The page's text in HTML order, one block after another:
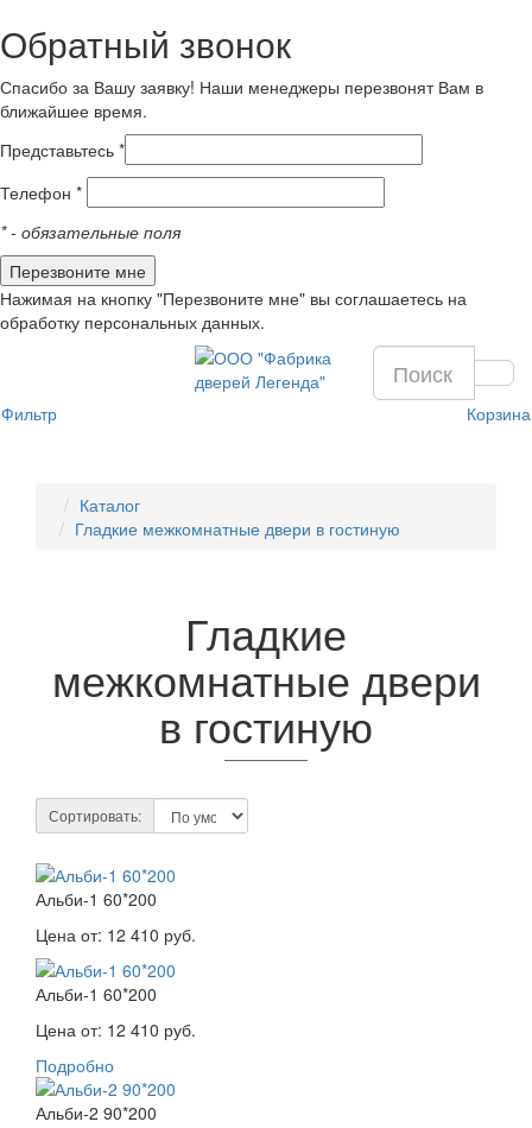
Обратный звонок
Спасибо за Вашу заявку! Наши менеджеры перезвонят Вам в
ближайшее время.
Представьтесь *
Телефон *
*- обязательные поля
Нажимая на кнопку "Перезвоните мне" вы соглашаетесь на
обработку персональных данных.
Фильтр Корзина
Каталог
Гладкие межкомнатные двери в гостиную
Гладкие
межкомнатные двери
в гостиную
Сортировать:
Альби-1 60*200
Цена от: 12 410 руб.
Альби-1 60*200
Цена от: 12 410 руб.
Подробно
Альби-2 90*200